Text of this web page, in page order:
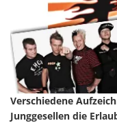
Verschiedene
Junggesellen die